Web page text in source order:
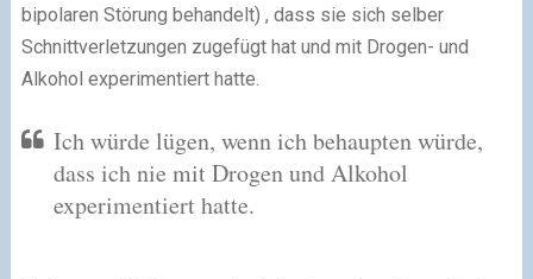
bipolaren Störung behandelt) , dass sie sich selber
Schnittverletzungen zugefügt hat und mit Drogen- und
Alkohol experimentiert hatte.
Ich würde lügen, wenn ich behaupten würde,
dass ich nie mit Drogen und Alkohol
experimentiert hatte.